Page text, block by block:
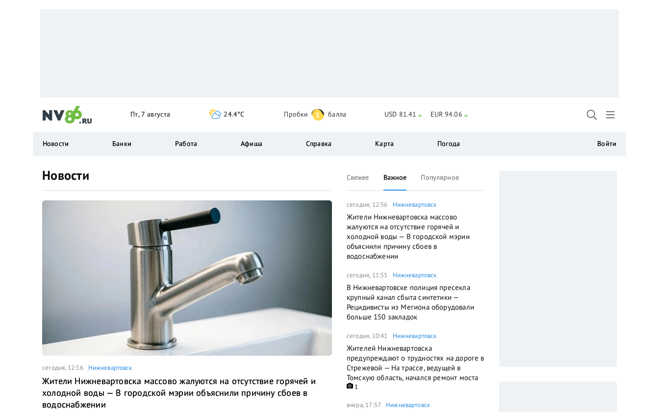
Новости
сегодня, 12:56 Нижневартовск
Жители Нижневартовска массово жалуются на отсутствие горячей и
холодной воды — В городской мэрии объяснили причину сбоев в
водоснабжении
Свежее Важное Популярное
сегодня, 12:56 Нижневартовск
Жители Нижневартовска массово
жалуются на отсутствие горячей и
холодной воды — В городской мэрии
объяснили причину сбоев в
водоснабжении
сегодня, 11:55 Нижневартовск
В Нижневартовске полиция пресекла
крупный канал сбыта синтетики —
Рецидивисты из Мегиона оборудовали
больше 150 закладок
сегодня, 10:41 Нижневартовск
Жителей Нижневартовска
предупреждают о трудностях на дороге в
Стрежевой — На трассе, ведущей в
Томскую область, начался ремонт моста
1
вчера, 17:57 Нижневартовск
Пт, 7 августа 24.4°C Пробки 5 балла USD 81.41 EUR 94.06
Новости Банки Работа Афиша Справка Карта Погода Войти